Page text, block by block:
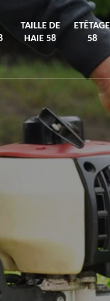
TAILLE DE
HAIE 58
ETÊTAGE
58